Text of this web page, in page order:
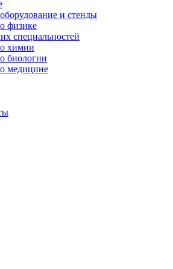
и стенды
физике
специальностей
химии
биологии
медицине